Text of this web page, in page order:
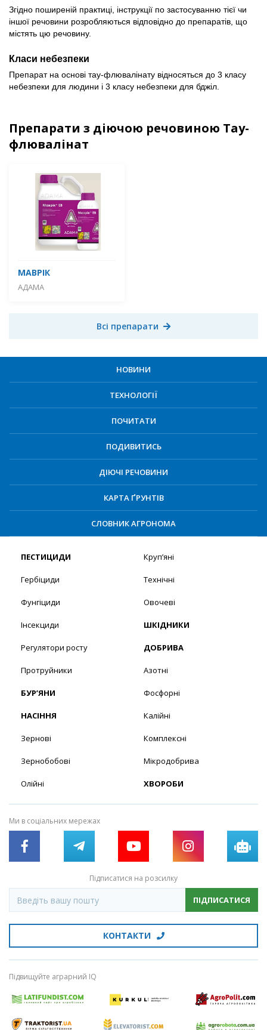
Згідно поширеній практиці, інструкції по застосуванню тієї чи
іншої речовини розробляються відповідно до препаратів, що
містять цю речовину.
Класи небезпеки
Препарат на основі тау-флювалінату відносяться до 3 класу
небезпеки для людини і 3 класу небезпеки для бджіл.
Препарати з діючою речовиною Тау-
флювалінат
МАВРІК
АДАМА
Всі препарати
НОВИНИ
ТЕХНОЛОГІЇ
ПОЧИТАТИ
ПОДИВИТИСЬ
ДІЮЧІ РЕЧОВИНИ
КАРТА ҐРУНТІВ
СЛОВНИК АГРОНОМА
ПЕСТИЦИДИ
Гербіциди
Фунгіциди
Інсекциди
Регулятори росту
Протруйники
БУР’ЯНИ
НАСІННЯ
Зернові
Зернобобові
Олійні
Круп’яні
Технічні
Овочеві
ШКІДНИКИ
ДОБРИВА
Азотні
Фосфорні
Калійні
Комплексні
Мікродобрива
ХВОРОБИ
Ми в соціальних мережах
Підписатися на розсилку
ПІДПИСАТИСЯ
КОНТАКТИ
Підвищуйте аграрний IQ